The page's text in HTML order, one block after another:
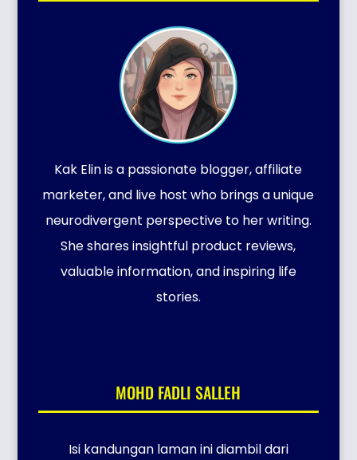
Kak Elin is a passionate blogger, affiliate
marketer, and live host who brings a unique
neurodivergent perspective to her writing.
She shares insightful product reviews,
valuable information, and inspiring life
stories.
MOHD FADLI SALLEH
Isi kandungan laman ini diambil dari